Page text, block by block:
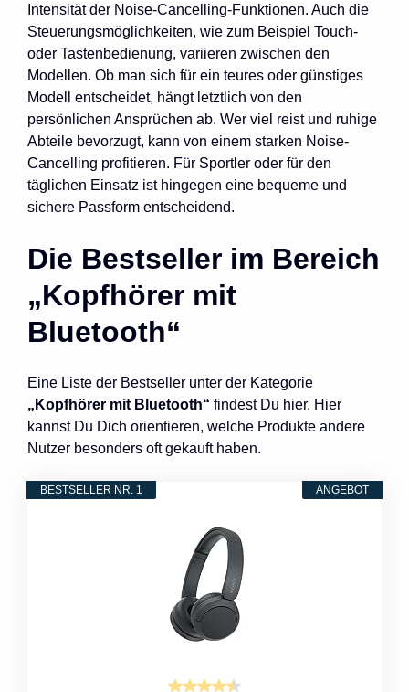
Intensität der Noise-Cancelling-Funktionen. Auch die
Steuerungsmöglichkeiten, wie zum Beispiel Touch-
oder Tastenbedienung, variieren zwischen den
Modellen. Ob man sich für ein teures oder günstiges
Modell entscheidet, hängt letztlich von den
persönlichen Ansprüchen ab. Wer viel reist und ruhige
Abteile bevorzugt, kann von einem starken Noise-
Cancelling profitieren. Für Sportler oder für den
täglichen Einsatz ist hingegen eine bequeme und
sichere Passform entscheidend.
Die Bestseller im Bereich
„Kopfhörer mit
Bluetooth“
Eine Liste der Bestseller unter der Kategorie
„Kopfhörer mit Bluetooth“ findest Du hier. Hier
kannst Du Dich orientieren, welche Produkte andere
Nutzer besonders oft gekauft haben.
ANGEBOT
BESTSELLER NR. 1